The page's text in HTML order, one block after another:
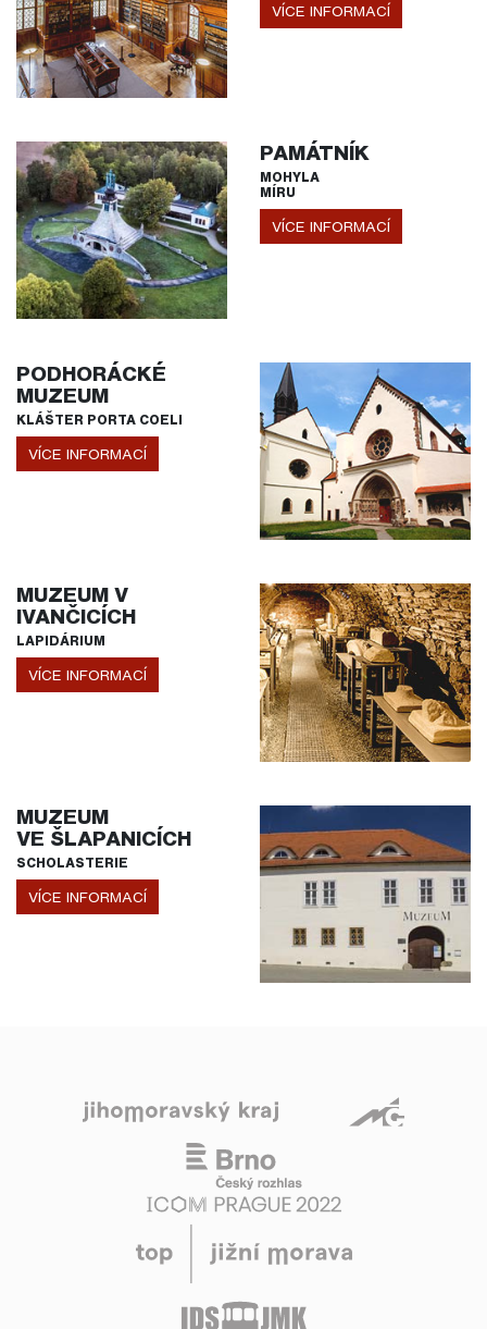
VÍCE INFORMACÍ
PAMÁTNÍK
MOHYLA
MÍRU
VÍCE INFORMACÍ
PODHORÁCKÉ
MUZEUM
KLÁŠTER PORTA COELI
VÍCE INFORMACÍ
MUZEUM V
IVANČICÍCH
LAPIDÁRIUM
VÍCE INFORMACÍ
MUZEUM
VE ŠLAPANICÍCH
SCHOLASTERIE
VÍCE INFORMACÍ